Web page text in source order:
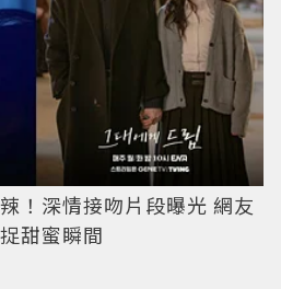
！深情接吻片段曝光 網友
甜蜜瞬間